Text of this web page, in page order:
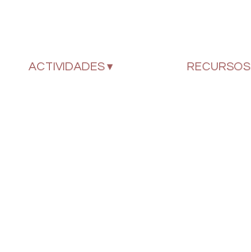
ACTIVIDADES ▾ RECURSOS